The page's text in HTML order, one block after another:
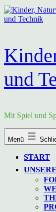
Zum
Inhalt
und
Mit Spiel und
Menü
START